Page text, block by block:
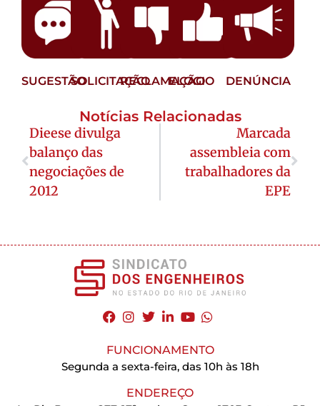
SUGESTÃOSOLICITAÇÃORECLAMAÇÃO
ELOGIO DENÚNCIA
Notícias Relacionadas
Dieese divulga
balanço das
negociações de
2012
Marcada
assembleia com
trabalhadores da
EPE
FUNCIONAMENTO
Segunda a sexta-feira, das 10h às 18h
ENDEREÇO